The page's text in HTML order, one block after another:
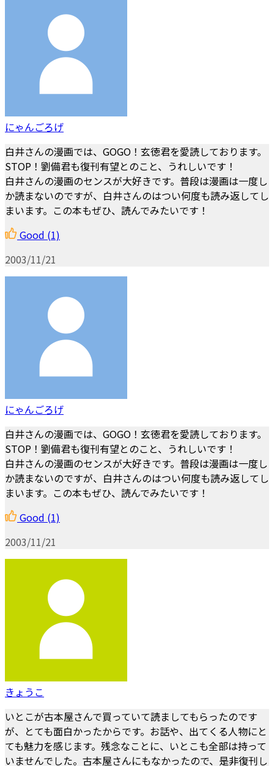
にゃんごろげ
白井さんの漫画では、GOGO！玄徳君を愛読しております。
STOP！劉備君も復刊有望とのこと、うれしいです！
白井さんの漫画のセンスが大好きです。普段は漫画は一度し
か読まないのですが、白井さんのはつい何度も読み返してし
まいます。この本もぜひ、読んでみたいです！
Good (1)
2003/11/21
にゃんごろげ
白井さんの漫画では、GOGO！玄徳君を愛読しております。
STOP！劉備君も復刊有望とのこと、うれしいです！
白井さんの漫画のセンスが大好きです。普段は漫画は一度し
か読まないのですが、白井さんのはつい何度も読み返してし
まいます。この本もぜひ、読んでみたいです！
Good (1)
2003/11/21
きょうこ
いとこが古本屋さんで買っていて読ましてもらったのです
が、とても面白かったからです。お話や、出てくる人物にと
ても魅力を感じます。残念なことに、いとこも全部は持って
いませんでした。古本屋さんにもなかったので、是非復刊し